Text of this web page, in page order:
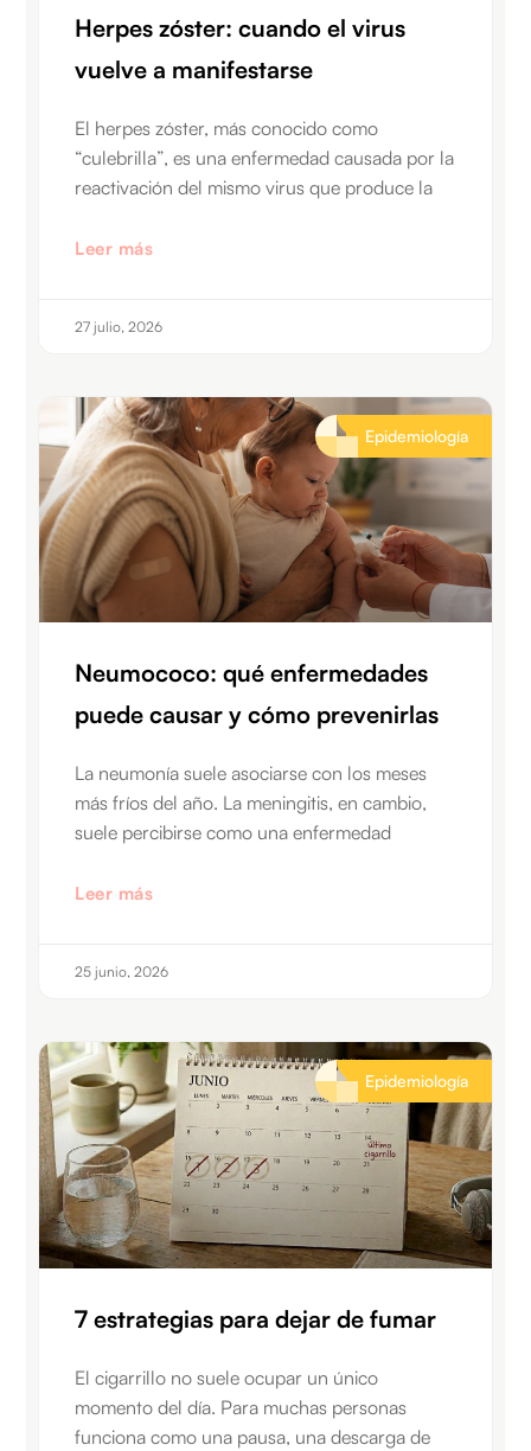
Herpes zóster: cuando el virus
vuelve a manifestarse
El herpes zóster, más conocido como
“culebrilla”, es una enfermedad causada por la
reactivación del mismo virus que produce la
Leer más
27 julio, 2026
Epidemiología
Neumococo: qué enfermedades
puede causar y cómo prevenirlas
La neumonía suele asociarse con los meses
más fríos del año. La meningitis, en cambio,
suele percibirse como una enfermedad
Leer más
25 junio, 2026
Epidemiología
7 estrategias para dejar de fumar
El cigarrillo no suele ocupar un único
momento del día. Para muchas personas
funciona como una pausa, una descarga de